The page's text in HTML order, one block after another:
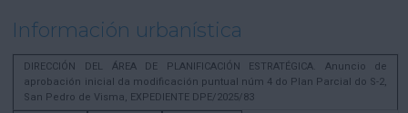
Información urbanística
DIRECCIÓN DEL ÁREA DE PLANIFICACIÓN ESTRATÉGICA. Anuncio de
aprobación inicial da modificación puntual núm 4 do Plan Parcial do S-2,
San Pedro de Visma, EXPEDIENTE DPE/2025/83